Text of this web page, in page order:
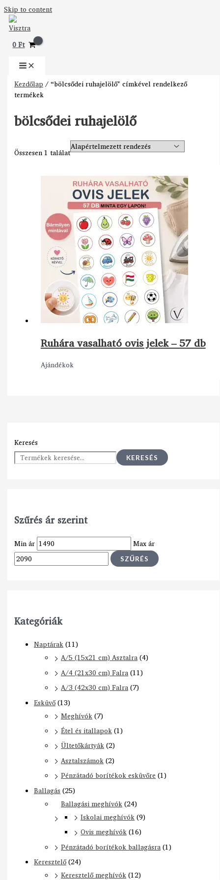
Skip to content
0Ft
Keresés
KERESÉS
Szűrés ár szerint
Min ár Max ár
SZŰRÉS
Kategóriák
Naptárak(11)
A/5 (15x21 cm) Asztalra(4)
A/4 (21x30 cm) Falra(11)
A/3 (42x30 cm) Falra(7)
Esküvő(13)
Meghívók(7)
Étel és itallapok(1)
Ültetőkártyák(2)
Asztalszámok(2)
Pénzátadó borítékok esküvőre (1)
Ballagás (25)
Ballagási meghívók(24)
Iskolai meghívók(9)
Ovis meghívók(16)
Pénzátadó borítékok ballagásra(1)
Keresztelő(24)
Keresztelő meghívók(12)
Kezdőlap / “bölcsődei ruhajelölő” címkével rendelkező
termékek
bölcsődei ruhajelölő
Összesen 1 találat
Ruhára vasalható ovis jelek – 57 db
Ajándékok